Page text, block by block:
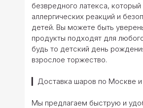
безвредного латекса,
аллергических реакций и
детей. Вы можете быть
продукты подходят для
будь то детский день
взрослое торжество.
▎Доставка шаров по Москве и
Мы предлагаем быструю и